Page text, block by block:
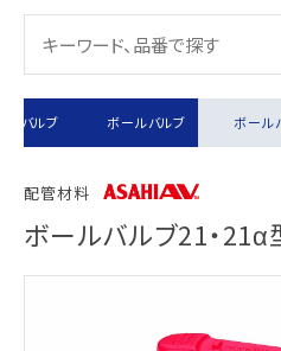
動バルブ ボールバルブ ボール
配管材料
ボールバルブ21・21α